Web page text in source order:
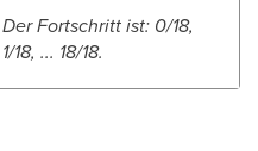
Der Fortschritt ist: 0/18,
1/18, ... 18/18.